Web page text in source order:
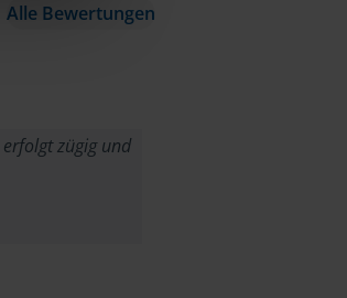
Alle Bewertungen
zügig und